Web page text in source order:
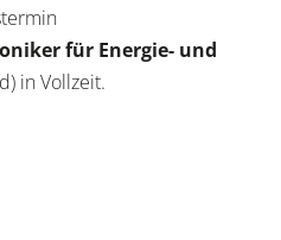
für Energie- und
in Vollzeit.